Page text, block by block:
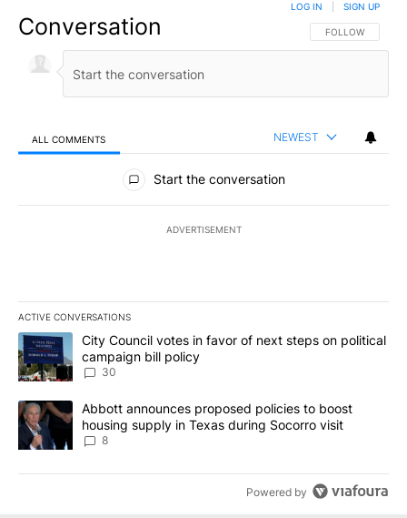
Conversation FOLLOW THIS
FOLLOW
LOG IN SIGN UP
ALL COMMENTS NEWEST
All Comments
Start the conversation
ADVERTISEMENT
ACTIVE CONVERSATIONS
The following is a list of the most commented articles in the last
A trending article titled "City Council votes in favor of next
City Council votes in favor of next steps on political
campaign bill policy
30
A trending article titled "Abbott announces proposed policies to
Abbott announces proposed policies to boost
housing supply in Texas during Socorro visit
8
Powered by